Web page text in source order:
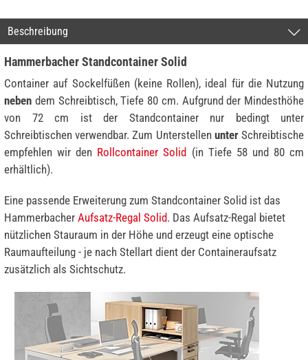
Beschreibung
Hammerbacher Standcontainer Solid
Container auf Sockelfüßen (keine Rollen), ideal für die Nutzung
neben dem Schreibtisch, Tiefe 80 cm. Aufgrund der Mindesthöhe
von 72 cm ist der Standcontainer nur bedingt unter
Schreibtischen verwendbar. Zum Unterstellen unterSchreibtische
empfehlen wir den Rollcontainer Solid (in Tiefe 58 und 80 cm
erhältlich).
Eine passende Erweiterung zum Standcontainer Solid ist das
Hammerbacher Aufsatz-Regal Solid. Das Aufsatz-Regal bietet
nützlichen Stauraum in der Höhe und erzeugt eine optische
Raumaufteilung - je nach Stellart dient der Containeraufsatz
zusätzlich als Sichtschutz.